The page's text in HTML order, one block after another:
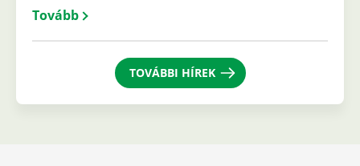
Tovább
TOVÁBBI HÍREK